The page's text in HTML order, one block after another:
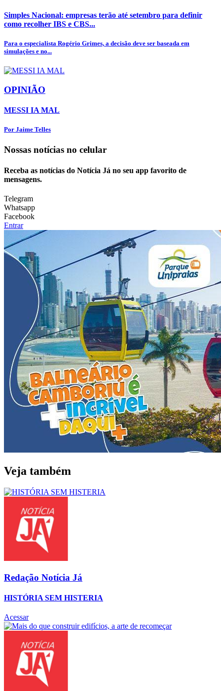
Simples Nacional: empresas terão até setembro para definir
como recolher IBS e CBS...
Para o especialista Rogério Grimes, a decisão deve ser baseada em
simulações e no...
OPINIÃO
MESSI IA MAL
Por Jaime Telles
Nossas notícias no celular
Receba as notícias do Notícia Já no seu app favorito de
mensagens.
Telegram
Whatsapp
Facebook
Entrar
Veja também
Redação Notícia Já
HISTÓRIA SEM HISTERIA
Acessar